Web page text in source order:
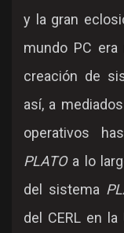
y la gran
mundo PC
creación de
así, a
operativos
PLATOa lo
del sistema
del CERL en